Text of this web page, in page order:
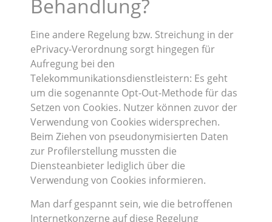
Behandlung?
Eine andere Regelung bzw. Streichung in der
ePrivacy-Verordnung sorgt hingegen für
Aufregung bei den
Telekommunikationsdienstleistern: Es geht
um die sogenannte Opt-Out-Methode für das
Setzen von Cookies. Nutzer können zuvor der
Verwendung von Cookies widersprechen.
Beim Ziehen von pseudonymisierten Daten
zur Profilerstellung mussten die
Diensteanbieter lediglich über die
Verwendung von Cookies informieren.
Man darf gespannt sein, wie die betroffenen
Internetkonzerne auf diese Regelung